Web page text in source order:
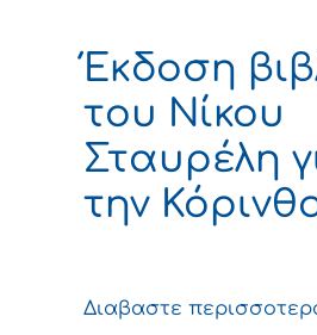
Έκδοση
του Νίκου
Σταυρέλη
την
Διαβαστε